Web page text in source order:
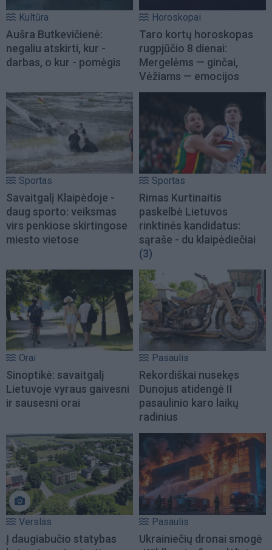
Kultūra
Aušra Butkevičienė:
negaliu atskirti, kur -
darbas, o kur - pomėgis
Horoskopai
Taro kortų horoskopas
rugpjūčio 8 dienai:
Mergelėms — ginčai,
Vėžiams — emocijos
Sportas
Savaitgalį Klaipėdoje -
daug sporto: veiksmas
virs penkiose skirtingose
miesto vietose
Sportas
Rimas Kurtinaitis
paskelbė Lietuvos
rinktinės kandidatus:
sąraše - du klaipėdiečiai
(3)
Orai
Sinoptikė: savaitgalį
Lietuvoje vyraus gaivesni
ir sausesni orai
Pasaulis
Rekordiškai nusekęs
Dunojus atidengė II
pasaulinio karo laikų
radinius
Verslas
Į daugiabučio statybas
Pasaulis
Ukrainiečių dronai smogė